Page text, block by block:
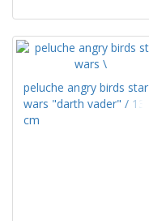
peluche angry birds star
wars "darth vader" / 13
cm